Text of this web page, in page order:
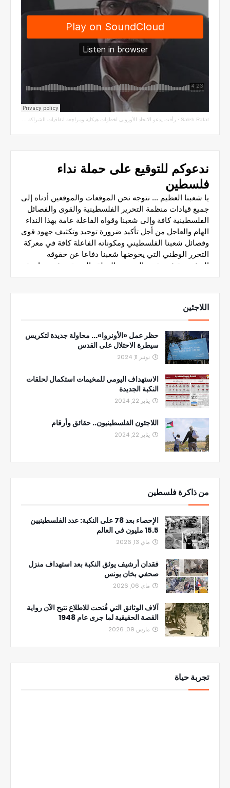
Saleh Rafat
· رأفت يدعو الاتحاد الأوروبي لخطوات هيكلية ومراجعة اتفاقيات الشراكة مع سلطة الاحتلال
اللاجئين
حظر عمل «الأونروا»... محاولة جديدة لتكريس
سيطرة الاحتلال على القدس
نونبر 11, 2024
الاستهداف اليومي للمخيمات استكمال لحلقات
النكبة الجديدة
يناير 22, 2024
اللاجئون الفلسطينيون.. حقائق وأرقام
يناير 22, 2024
من ذاكرة فلسطين
الإحصاء بعد 78 على النكبة: عدد الفلسطينيين
15.5 مليون في العالم
ماي 13, 2026
فقدان أرشيف يوثق النكبة بعد استهداف منزل
صحفي بخان يونس
ماي 06, 2026
آلاف الوثائق التي فُتحت للاطلاع تتيح الآن رواية
القصة الحقيقية لما جرى عام 1948
مارس 09, 2026
تجربة حياة